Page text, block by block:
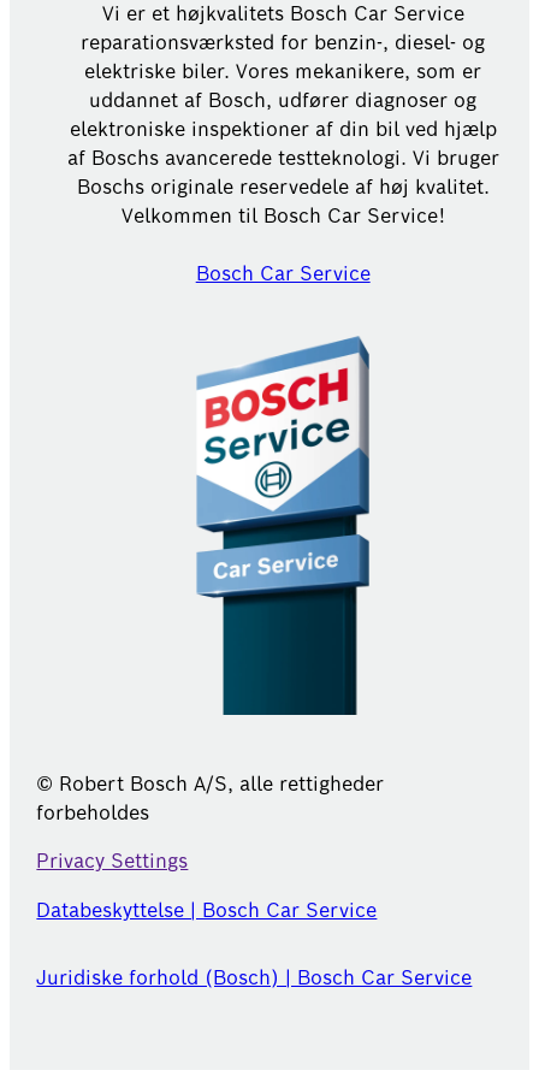
Vi er et højkvalitets Bosch Car Service
reparationsværksted for benzin-, diesel- og
elektriske biler. Vores mekanikere, som er
uddannet af Bosch, udfører diagnoser og
elektroniske inspektioner af din bil ved hjælp
af Boschs avancerede testteknologi. Vi bruger
Boschs originale reservedele af høj kvalitet.
Velkommen til Bosch Car Service!
Bosch Car Service
© Robert Bosch A/S, alle rettigheder
forbeholdes
Privacy Settings
Databeskyttelse | Bosch Car Service
Juridiske forhold (Bosch) | Bosch Car Service